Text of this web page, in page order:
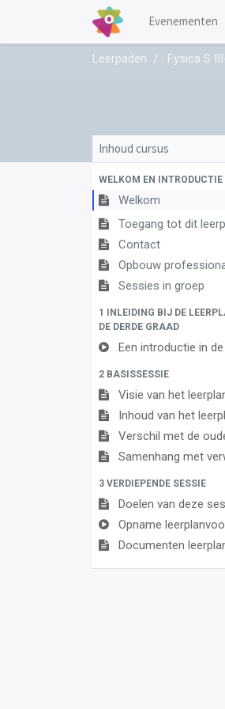
Evenementen
Leerpaden Fysica S
Inhoud cursus
WELKOM EN INTRODUCTIE
Welkom
Toegang tot dit
Contact
Opbouw
Sessies in groep
1 INLEIDING BIJ DE
DE DERDE GRAAD
Een introductie in de nieuwe
2 BASISSESSIE
Visie van het
Inhoud van het
Verschil met de oude
Samenhang met
3 VERDIEPENDE SESSIE
Doelen van deze
Opname
Documenten